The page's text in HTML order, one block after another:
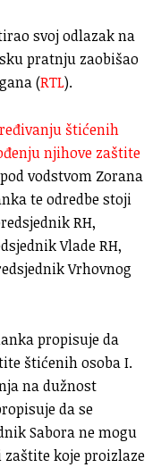
svoj odlazak na
pratnju zaobišao
(RTL).
štićenih
njihove zaštite
vodstvom Zorana
te odredbe stoji
RH,
Vlade RH,
Vrhovnog
propisuje da
štićenih osoba I.
na dužnost
da se
Sabora ne mogu
koje proizlaze